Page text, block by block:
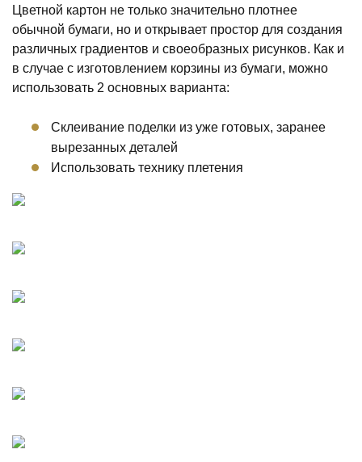
Цветной картон не только значительно плотнее
обычной бумаги, но и открывает простор для создания
различных градиентов и своеобразных рисунков. Как и
в случае с изготовлением корзины из бумаги, можно
использовать 2 основных варианта:
Склеивание поделки из уже готовых, заранее
вырезанных деталей
Использовать технику плетения